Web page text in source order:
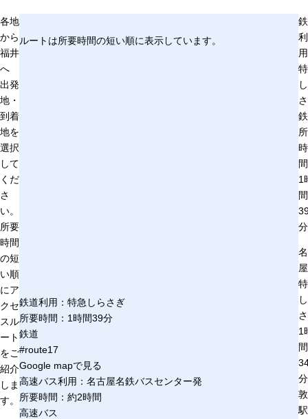
各地
から
福井
へ
出発
地・
到着
地を
選択
して
くだ
さ
い。
所要
時間
の短
い順
にア
クセ
スル
ート
をご
紹介
しま
す。
ルートは所要時間の短い順に表示しています。
鉄道利用：特急しらさぎ
所要時間：1時間39分
鉄道
#route17
Google mapで見る
高速バス利用：名古屋名鉄バスセンター発
所要時間：約2時間
高速バス
利
時
1
間
分
1
間
分
駅